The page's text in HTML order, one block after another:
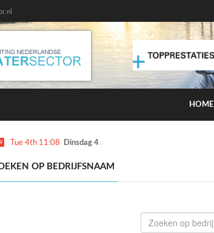
HOME
Tue 4th 11:08 Dinsdag 4 augustus kans op smog door ozon
OP BEDRIJFSNAAM